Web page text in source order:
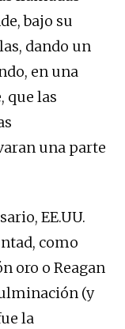
bajo su
dando un
en una
que las
una parte
EE.UU.
como
oro o Reagan
(y
la